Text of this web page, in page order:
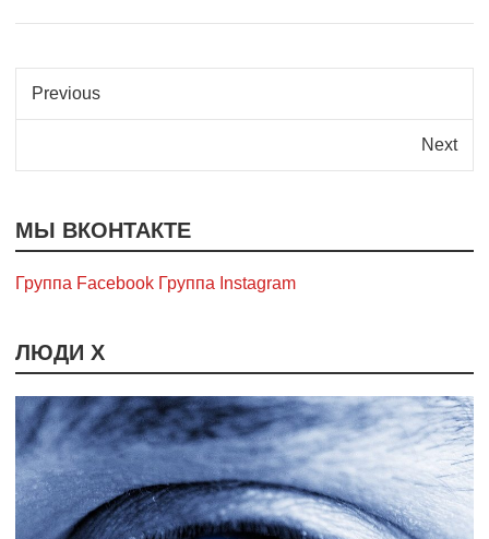
Previous
Next
МЫ ВКОНТАКТЕ
Группа Facebook Группа Instagram
ЛЮДИ Х